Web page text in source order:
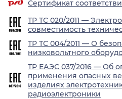
Сертификат
ТР ТС 020/2011 —
совместимость
ТР ТС 004/2011 — О
низковольтного
ТР ЕАЭС 037/2016 — Об
применения опасных
изделиях
радиоэлектроники